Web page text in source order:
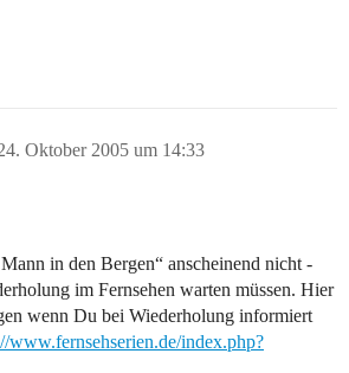
Oktober 2005 um 14:33
in den Bergen“ anscheinend nicht -
im Fernsehen warten müssen. Hier
wenn Du bei Wiederholung informiert
www.fernsehserien.de/index.php?